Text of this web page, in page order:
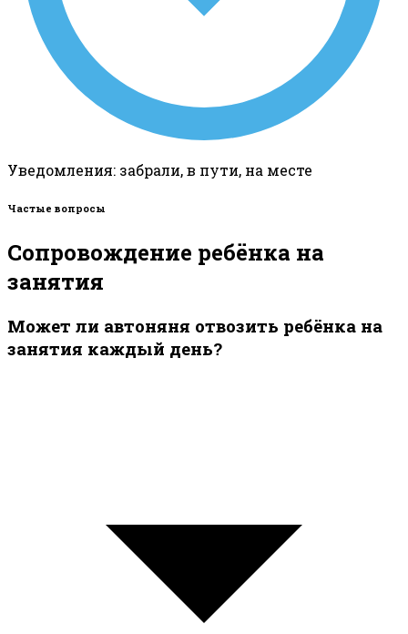
Уведомления: забрали, в пути, на месте
Частые вопросы
Сопровождение ребёнка на
занятия
Может ли автоняня отвозить ребёнка на
занятия каждый день?